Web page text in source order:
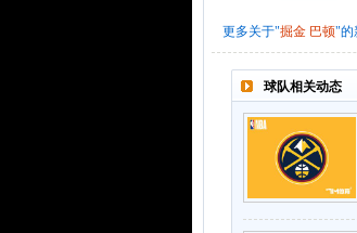
更多关于"掘金 巴顿"的
球队相关动态